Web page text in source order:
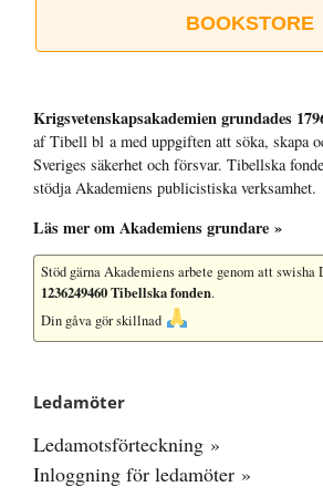
BOOKSTORE
Krigsvetenskap­sakademien grundades
af Tibell bl a med uppgiften att söka, skapa
Sveriges säkerhet och försvar. Tibellska
stödja Akademiens publicistiska verksamhet.
Läs mer om Akademiens grundare »
Stöd gärna Akademiens arbete genom att
1236249460 Tibellska fonden.
Din gåva gör skillnad
Ledamöter
Ledamotsförteckning »
Inloggning för ledamöter »